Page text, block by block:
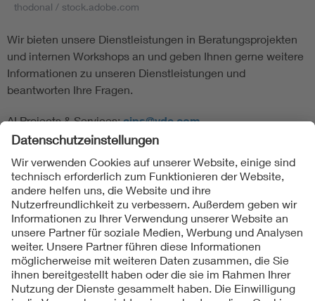
thodonal / stock.adobe.com
Wir bieten unsere Dienstleistungen in Beratungsprojekten
und internen Workshops an und geben Ihnen gerne weitere
Informationen zu unseren Dienstleistungen und
beantworten Ihre Fragen.
AI Projects & Services:aips@vde.com
Folgen Sie uns